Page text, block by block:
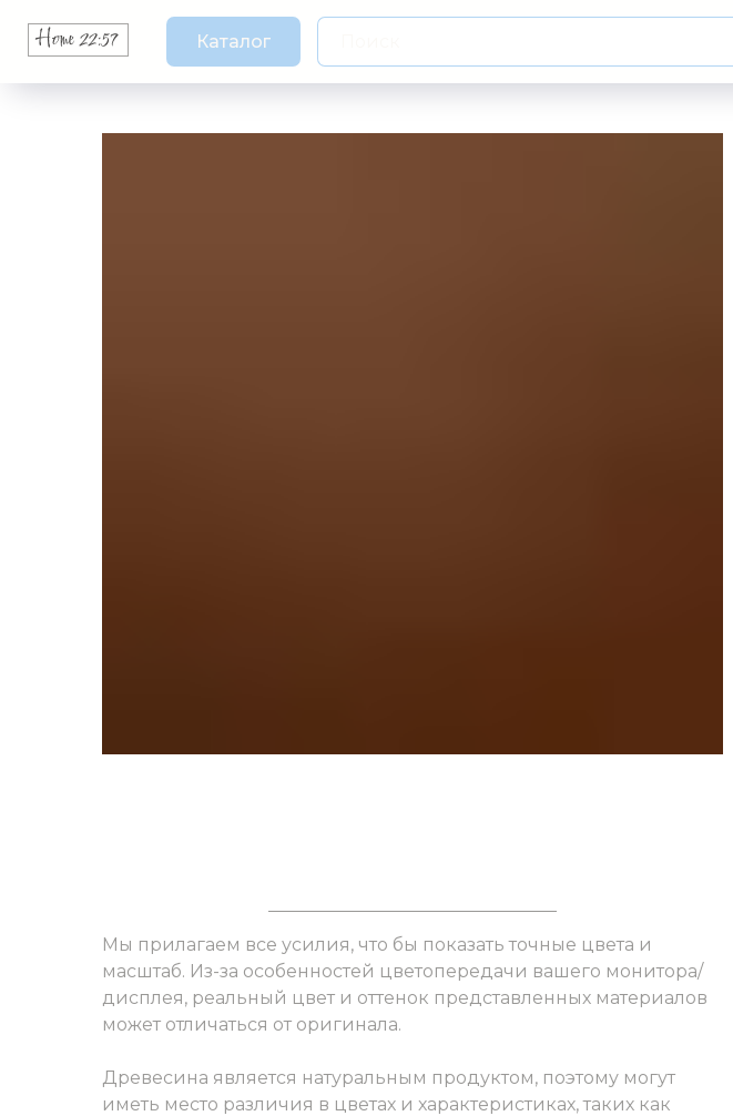
Каталог
Мы прилагаем все усилия, что бы показать точные цвета и
масштаб. Из-за особенностей цветопередачи вашего монитора/
дисплея, реальный цвет и оттенок представленных материалов
может отличаться от оригинала.
Древесина является натуральным продуктом, поэтому могут
иметь место различия в цветах и характеристиках, таких как